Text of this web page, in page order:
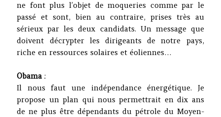
ne font plus l’objet de moqueries comme par le
passé et sont, bien au contraire, prises très au
sérieux par les deux candidats. Un message que
doivent décrypter les dirigeants de notre pays,
riche en ressources solaires et éoliennes…
Obama :
Il nous faut une indépendance énergétique. Je
propose un plan qui nous permettrait en dix ans
de ne plus être dépendants du pétrole du Moyen-